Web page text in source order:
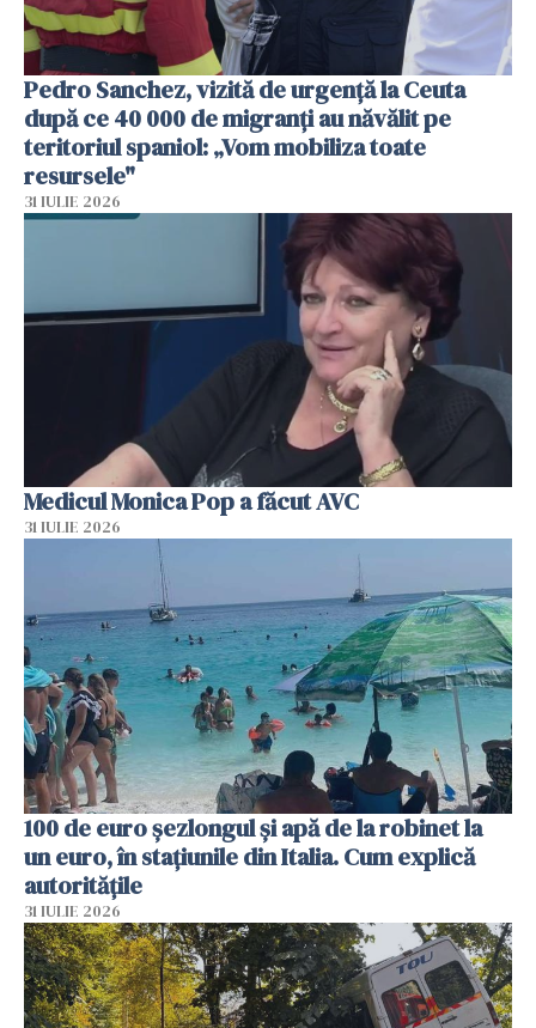
Pedro Sanchez, vizită de urgență la Ceuta
după ce 40 000 de migranți au năvălit pe
teritoriul spaniol: „Vom mobiliza toate
resursele"
31 IULIE 2026
Medicul Monica Pop a făcut AVC
31 IULIE 2026
100 de euro șezlongul și apă de la robinet la
un euro, în stațiunile din Italia. Cum explică
autoritățile
31 IULIE 2026